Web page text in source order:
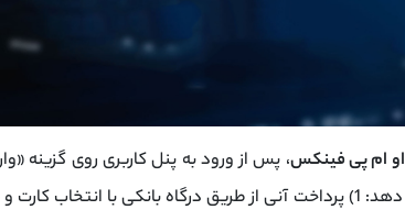
او ام پی فینکس، پس از ورود به پنل کاربری روی گزینه